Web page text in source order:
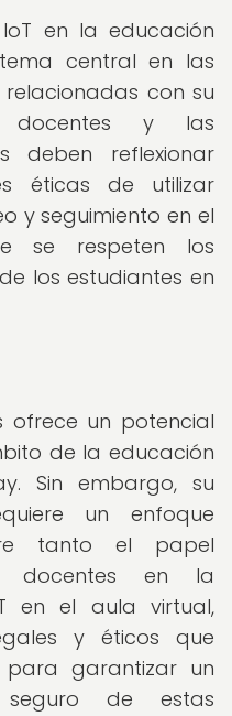
en la educación
central en las
relacionadas con su
docentes y las
deben reflexionar
éticas de utilizar
y seguimiento en el
se respeten los
los estudiantes en
ofrece un potencial
de la educación
Sin embargo, su
un enfoque
tanto el papel
docentes en la
en el aula virtual,
y éticos que
garantizar un
de estas